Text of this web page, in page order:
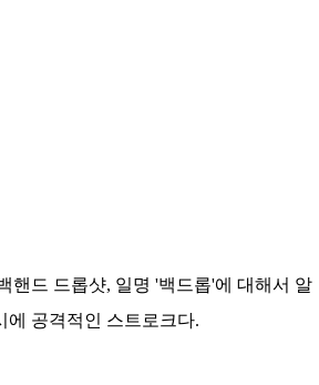
핸드 드롭샷, 일명 '백드롭'에 대해서 알
에 공격적인 스트로크다.